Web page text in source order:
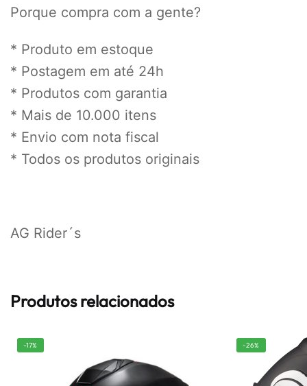
Porque compra com a gente?
* Produto em estoque
* Postagem em até 24h
* Produtos com garantia
* Mais de 10.000 itens
* Envio com nota fiscal
* Todos os produtos originais
AG Rider´s
Produtos relacionados
-17% -26%